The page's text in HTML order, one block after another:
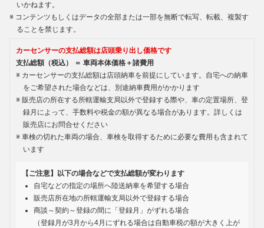
いかねます。
コンテンツもしくはデータの全部または一部を無断で転写、転載、複製す
ることを禁じます。
カーセンサーの支払総額は店頭乗り出し価格です
支払総額（税込） ＝ 車両本体価格＋諸費用
カーセンサーの支払総額は店頭納車を前提にしています。自宅への納車
をご希望された場合などは、別途納車費用がかかります
販売店の所在する所轄運輸支局以外で登録する際や、車の定置場所、登
録月によって、手数料や税金の額が異なる場合があります。詳しくは
販売店にお問合せください
車検の切れた車両の場合、車検を取得するために必要な費用も含まれて
います
【ご注意】以下の場合などで支払総額が変わります
自宅などの指定の場所へ陸送納車を希望する場合
販売店所在地の所轄運輸支局以外で登録する場合
商談～契約～登録の間に「登録月」がずれる場合
（登録月が3月から4月にずれる場合は自動車税の額が大きく上が